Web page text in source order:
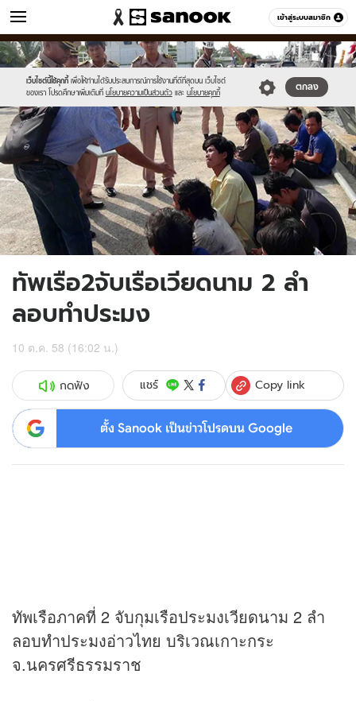
เข้าสู่ระบบสมาชิก
ข่าว หมวดอื่นๆ
เว็บไซต์นี้ใช้คุกกี้ เพื่อให้ท่านได้รับประสบการณ์การใช้งานที่ดีที่สุดบน เว็บไซต์
ของเรา โปรดศึกษาเพิ่มเติมที่ นโยบายความเป็นส่วนตัว และ นโยบายคุกกี้
ตกลง
Sanook
//s.isanook.com/sr/0/images/logo-
new-
sanook.png
600
60
//s.isanook.com/ns/0/ud/376/1880242/651544-
01.jpg
ทัพเรือ2จับเรือเวียดนาม 2 ลำ
ลอบทำประมง
10 ต.ค. 58 (16:02 น.)
กดฟัง แชร์ Copy link
ตั้ง Sanook เป็นข่าวโปรดบน Google
ทัพเรือภาคที่ 2 จับกุมเรือประมงเวียดนาม 2 ลำ
ลอบทำประมงอ่าวไทย บริเวณเกาะกระ
จ.นครศรีธรรมราช